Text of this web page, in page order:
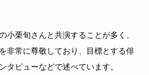
小栗旬さんと共演することが多く、
非常に尊敬しており、目標とする俳
タビューなどで述べています。